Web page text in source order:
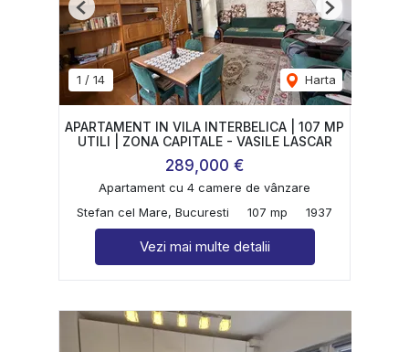
1 / 14 Harta
Previous Next
APARTAMENT IN VILA INTERBELICA | 107 MP
UTILI | ZONA CAPITALE - VASILE LASCAR
289,000 €
Apartament cu 4 camere de vânzare
Stefan cel Mare, Bucuresti
107 mp 1937
Vezi mai multe detalii